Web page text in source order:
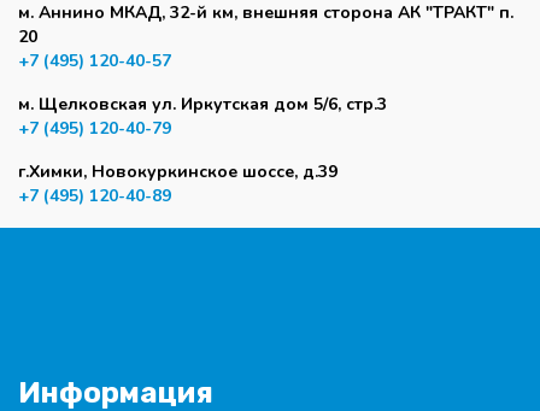
м. Аннино МКАД, 32-й км, внешняя сторона АК "ТРАКТ" п.
20
+7 (495) 120-40-57
м. Щелковская ул. Иркутская дом 5/6, стр.3
+7 (495) 120-40-79
г.Химки, Новокуркинское шоссе, д.39
+7 (495) 120-40-89
Информация